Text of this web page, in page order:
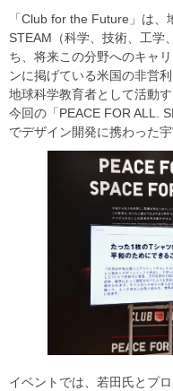
「Club for the Future」は
STEAM（科学、技術、工学
ち、将来この分野へのキャ
ンに掲げている米国の非営
地球科学教育者として活動
今回の「PEACE FOR ALL.
でデザイン開発に携わった
イベントでは、若田氏とプ